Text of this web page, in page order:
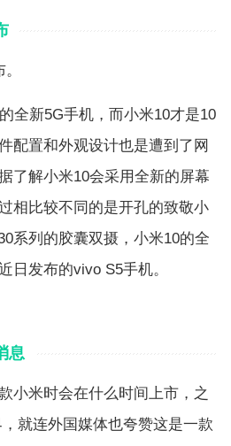
全新5G手机，而小米10才是10
配置和外观设计也是遭到了网
了解小米10会采用全新的屏幕
相比较不同的是开孔的致敬小
系列的胶囊双摄，小米10的全
日发布的vivo S5手机。
息
小米时会在什么时间上市，之
就连外国媒体也夸赞这是一款